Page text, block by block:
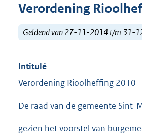
Verordening
Geldend van 27-11-2014 t/m 31-
Intitulé
Verordening Rioolheffing 2010
De raad van de gemeente Sint-
gezien het voorstel van